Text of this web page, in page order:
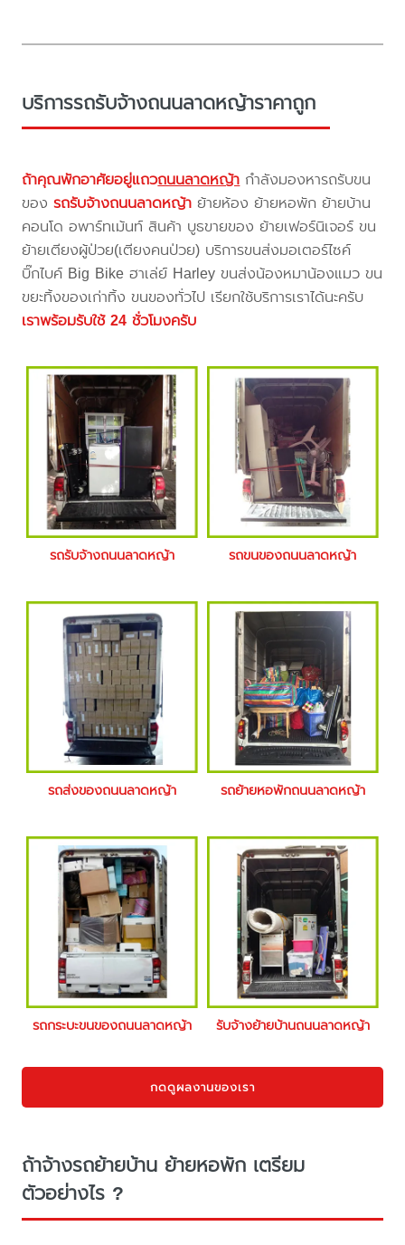
บริการรถรับจ้างถนนลาดหญ้าราคาถูก
ถ้าคุณพักอาศัยอยู่แถวถนนลาดหญ้า กำลังมองหารถรับขน
ของรถรับจ้างถนนลาดหญ้า ย้ายห้อง ย้ายหอพัก ย้ายบ้าน
คอนโด อพาร์ทเม้นท์ สินค้า บูธขายของ ย้ายเฟอร์นิเจอร์ ขน
ย้ายเตียงผู้ป่วย(เตียงคนป่วย) บริการขนส่งมอเตอร์ไซค์
บิ๊กไบค์ Big Bike ฮาเล่ย์ Harley ขนส่งน้องหมาน้องแมว ขน
ขยะทิ้งของเก่าทิ้ง ขนของทั่วไป เรียกใช้บริการเราได้นะครับ
เราพร้อมรับใช้ 24 ชั่วโมงครับ
รถรับจ้างถนนลาดหญ้า รถขนของถนนลาดหญ้า
รถส่งของถนนลาดหญ้า รถย้ายหอพักถนนลาดหญ้า
รถกระบะขนของถนนลาดหญ้า รับจ้างย้ายบ้านถนนลาดหญ้า
กดดูผลงานของเรา
ถ้าจ้างรถย้ายบ้าน ย้ายหอพัก เตรียม
ตัวอย่างไร ?